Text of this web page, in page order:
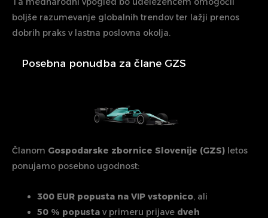
boljše razumevanje globalnih trendov ter lažji prenos
dobrih praks v lastna poslovna okolja.
Posebna ponudba za člane GZS
Članom Gospodarske zbornice Slovenije (GZS) letos
ponujamo posebno ugodnost:
300 EUR popusta na VIP vstopnico, ali
50 % popusta v primeru prijave dveh